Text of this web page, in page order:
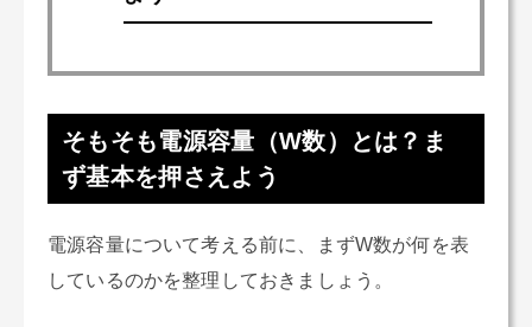
そもそも電源容量（W数）とは？ま
ず基本を押さえよう
電源容量について考える前に、まずW数が何を表
しているのかを整理しておきましょう。